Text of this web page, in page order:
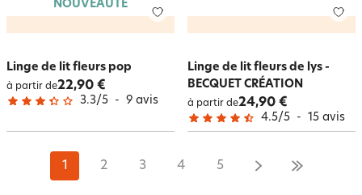
NOUVEAUTÉ
Linge de lit fleurs pop
à partir de22,90 €
3.3/5 - 9 avis
Linge de lit fleurs de lys -
BECQUET CRÉATION
à partir de24,90 €
4.5/5 - 15 avis
1 2 3 4 5